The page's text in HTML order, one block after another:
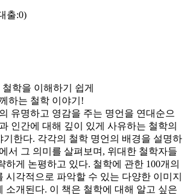
출:0)
학을 이해하기 쉽게
하는 철학 이야기!
유명하고 영감을 주는 명언을 연대순으
인간에 대해 깊이 있게 사유하는 철학의
한다. 각각의 철학 명언의 배경을 설명하
서 그 의미를 살펴보며, 위대한 철학자들
하게 논평하고 있다. 철학에 관한 100개의
시각적으로 파악할 수 있는 다양한 이미지
소개된다. 이 책은 철학에 대해 알고 싶은